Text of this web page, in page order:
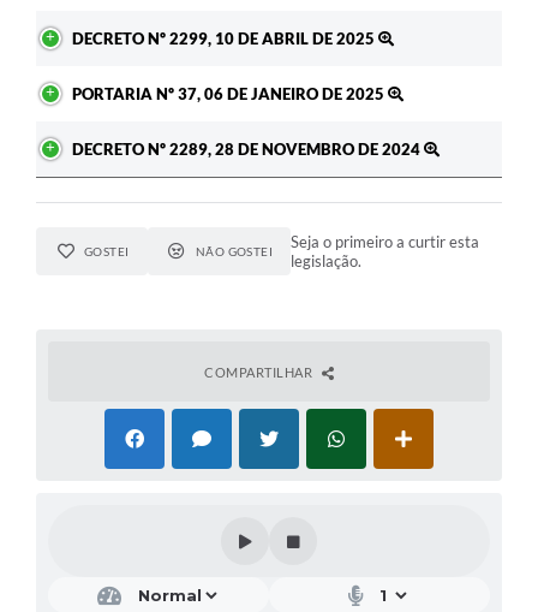
DECRETO Nº 2299, 10 DE ABRIL DE 2025
PORTARIA Nº 37, 06 DE JANEIRO DE 2025
DECRETO Nº 2289, 28 DE NOVEMBRO DE 2024
GOSTEI NÃO GOSTEI
Seja o primeiro a curtir esta
legislação.
COMPARTILHAR